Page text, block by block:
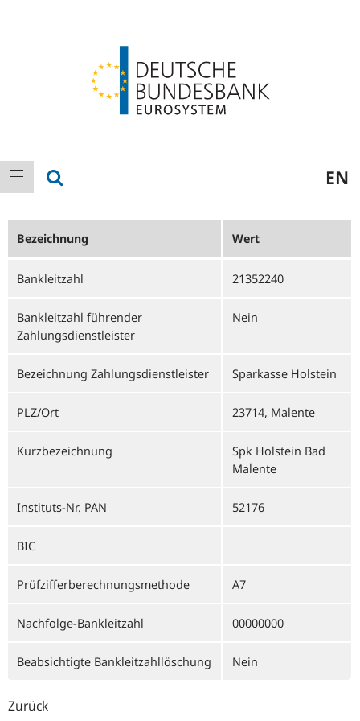
Hauptnavigation
Navigation anzeigen EN
Bezeichnung Wert
Bankleitzahl 21352240
Bankleitzahl führender
Zahlungsdienstleister
Nein
Bezeichnung Zahlungsdienstleister Sparkasse Holstein
PLZ/Ort 23714, Malente
Kurzbezeichnung
Spk Holstein Bad
Malente
Instituts-Nr. PAN 52176
BIC
Prüfzifferberechnungsmethode A7
Nachfolge-Bankleitzahl 00000000
Beabsichtigte Bankleitzahllöschung Nein
Zurück